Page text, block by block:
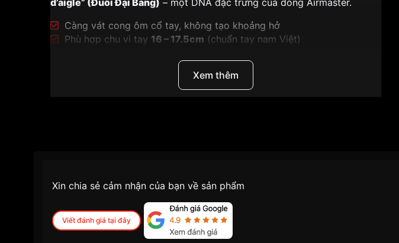
d’aigle” (Đuôi Đại Bàng) – một DNA đặc trưng của dòng Airmaster.
Càng vát cong ôm cổ tay, không tạo khoảng hở
Phù hợp chu vi tay 16 – 17.5cm (chuẩn tay nam Việt)
Mặt số xanh navy chải tia Sunray & 12 viên đá pha lê
xanh Navy– màu sắc biểu trưng cho:
Sự điềm tĩnh
Xem thêm
Xin chia sẻ cảm nhận của bạn về sản phẩm
Viết đánh giá tại đây